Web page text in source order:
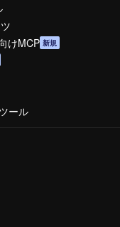
けMCP 新規
ール